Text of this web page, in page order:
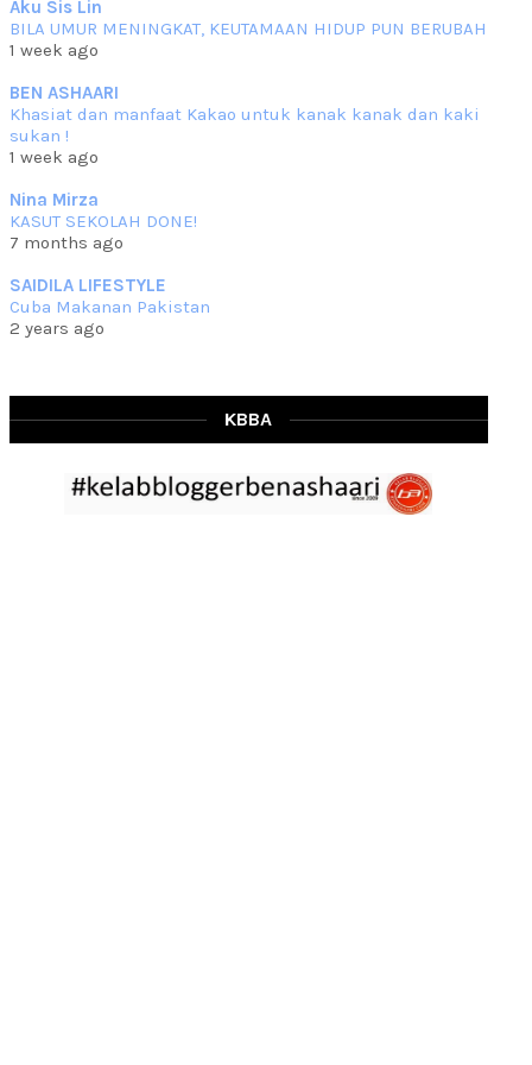
RESIPI KURMA AYAM MERAH
Assalammualaikum, salam semua. Hari ni 4 Zulhijjah 1444 Hijrah,
Jun 23 2023
RESIPI SAMBAL PARU
Assalammualaikum, salam sejahtera semua. Lama betul che mat tak
Jun 20 2023
RESIPI PISANG MUDA MASAK LEMAK
lemak ni che mat... read more
Mar 07 2023
RESIPI BAMIA KAMBING
Assalammualaikum, salam Ahad semua. Dah beberapa hari cuaca
asyik hujan saja di... read more
Aku Sis Lin
BILA UMUR MENINGKAT, KEUTAMAAN HIDUP PUN BERUBAH
1 week ago
BEN ASHAARI
Khasiat dan manfaat Kakao untuk kanak kanak dan kaki
sukan !
1 week ago
Nina Mirza
KASUT SEKOLAH DONE!
7 months ago
SAIDILA LIFESTYLE
Cuba Makanan Pakistan
2 years ago
KBBA